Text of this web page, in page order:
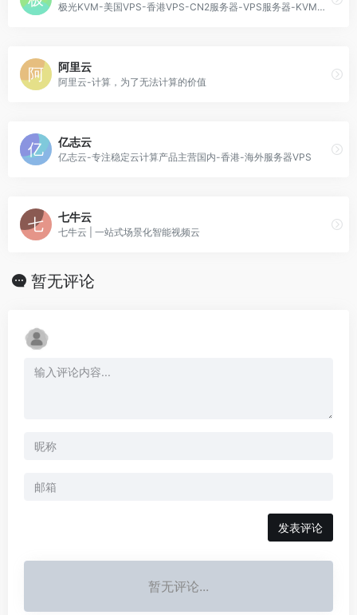
极光KVM-美国VPS-香港VPS-CN2服务器-VPS服务器-KVM服务器
阿里云
阿里云-计算，为了无法计算的价值
亿志云
亿志云-专注稳定云计算产品主营国内-香港-海外服务器VPS
七牛云
七牛云 | 一站式场景化智能视频云
暂无评论
发表评论
暂无评论...